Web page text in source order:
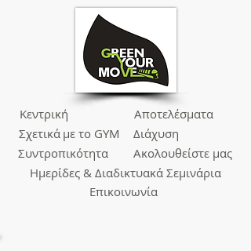
Κεντρική
Σχετικά
Συντροπικότητα
Ημερίδες &
Διάχυση
Αποτελέσματα
Ακολουθείστε μας
Επικοινωνία
με το GYM
Διαδικτυακά Σεμινάρια